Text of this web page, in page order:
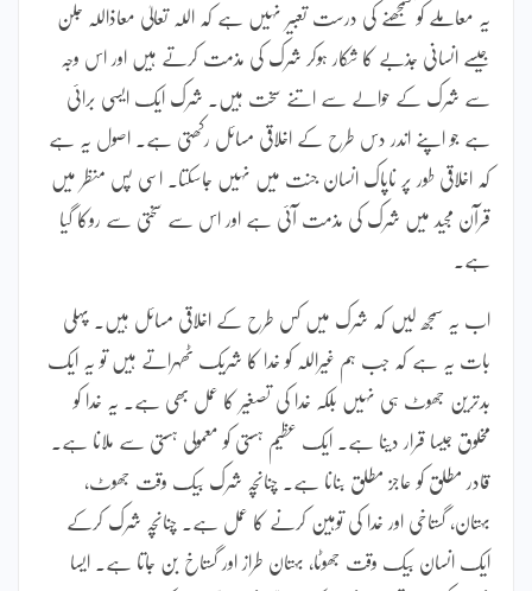
یہ معاملے کو سمجھنے کی درست تعبیر نہیں ہے کہ اللہ تعالیٰ معاذاللہ جلن
جیسے انسانی جذبے کا شکار ہوکر شرک کی مذمت کرتے ہیں اور اس وجہ
سے شرک کے حوالے سے اتنے سخت ہیں۔ شرک ایک ایسی برائی
ہے جو اپنے اندر دس طرح کے اخلاقی مسائل رکھتی ہے۔ اصول یہ ہے
کہ اخلاقی طور پر ناپاک انسان جنت میں نہیں جاسکتا۔ اسی پس منظر میں
قرآن مجید میں شرک کی مذمت آئی ہے اور اس سے سختی سے روکا گیا
ہے۔
اب یہ سمجھ لیں کہ شرک میں کس طرح کے اخلاقی مسائل ہیں۔ پہلی
بات یہ ہے کہ جب ہم غیراللہ کو خدا کا شریک ٹھہراتے ہیں تو یہ ایک
بدترین جھوٹ ہی نہیں بلکہ خدا کی تصغیر کا عمل بھی ہے۔ یہ خدا کو
مخلوق جیسا قرار دینا ہے۔ ایک عظیم ہستی کو معمولی ہستی سے ملانا ہے۔
قادر مطلق کو عاجز مطلق بنانا ہے۔ چنانچہ شرک بیک وقت جھوٹ،
بہتان، گستاخی اور خدا کی توہین کرنے کا عمل ہے۔ چنانچہ شرک کرکے
ایک انسان بیک وقت جھوٹا، بہتان طراز اور گستاخ بن جاتا ہے۔ ایسا